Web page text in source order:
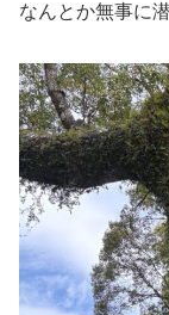
なんとか無事に